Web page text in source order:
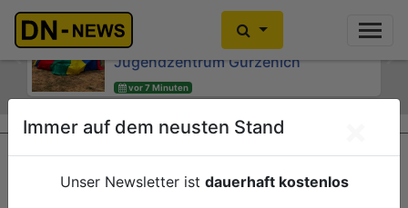
Ferienzirkus begeisterte Kinder und
Familien im Kinder- und
Jugendzentrum Gürzenich
vor 7 Minuten
Motocross-WM: Keine großen
Sprünge in Litauen
gestern 19:41
Hürtgenwald
Previous
Immer auf dem neusten Stand
Unser Newsletter ist dauerhaft kostenlos